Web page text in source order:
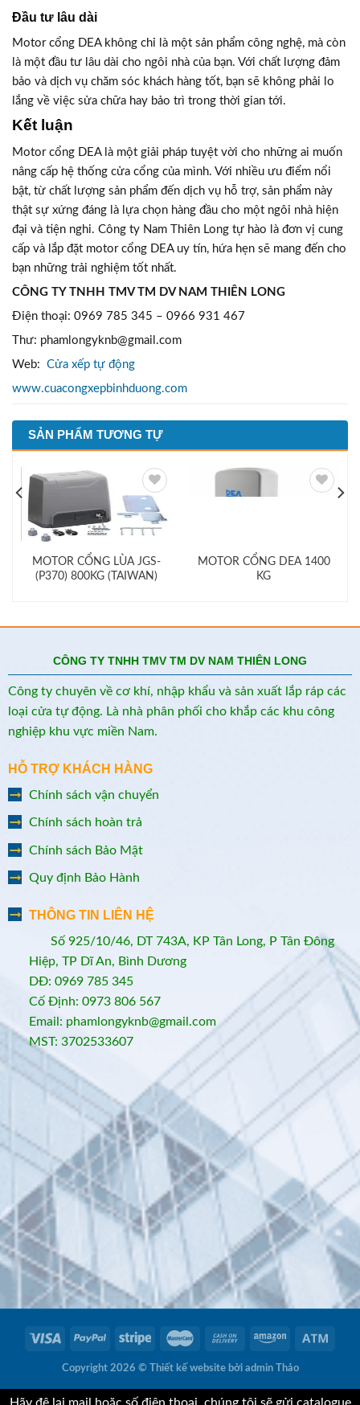
Đầu tư lâu dài
Motor cổng DEA không chỉ là một sản phẩm công nghệ, mà còn
là một đầu tư lâu dài cho ngôi nhà của bạn. Với chất lượng đảm
bảo và dịch vụ chăm sóc khách hàng tốt, bạn sẽ không phải lo
lắng về việc sửa chữa hay bảo trì trong thời gian tới.
Kết luận
Motor cổng DEA là một giải pháp tuyệt vời cho những ai muốn
nâng cấp hệ thống cửa cổng của mình. Với nhiều ưu điểm nổi
bật, từ chất lượng sản phẩm đến dịch vụ hỗ trợ, sản phẩm này
thật sự xứng đáng là lựa chọn hàng đầu cho một ngôi nhà hiện
đại và tiện nghi. Công ty Nam Thiên Long tự hào là đơn vị cung
cấp và lắp đặt motor cổng DEA uy tín, hứa hẹn sẽ mang đến cho
bạn những trải nghiệm tốt nhất.
CÔNG TY TNHH TMV TM DV NAM THIÊN LONG
Điện thoại: 0969 785 345 – 0966 931 467
Thư: phamlongyknb@gmail.com
Web: Cửa xếp tự động
www.cuacongxepbinhduong.com
SẢN PHẨM TƯƠNG TỰ
Add to
wishlist
MOTOR CỔNG LÙA JGS-
(P370) 800KG (TAIWAN)
MOTOR CỔNG DEA 1400
KG
CÔNG TY TNHH TMV TM DV NAM THIÊN LONG
Công ty chuyên về cơ khí, nhập khẩu và sản xuất lắp ráp các
loại cửa tự động. Là nhà phân phối cho khắp các khu công
nghiệp khu vực miền Nam.
HỖ TRỢ KHÁCH HÀNG
Chính sách vận chuyển
Chính sách hoàn trả
Chính sách Bảo Mật
Quy định Bảo Hành
THÔNG TIN LIÊN HỆ
Số 925/10/46, DT 743A, KP Tân Long, P Tân Đông
Hiệp, TP Dĩ An, Bình Dương
DĐ: 0969 785 345
Cố Định: 0973 806 567
Email: phamlongyknb@gmail.com
MST: 3702533607
Copyright 2026 © Thiết kế websitebởi admin Thảo